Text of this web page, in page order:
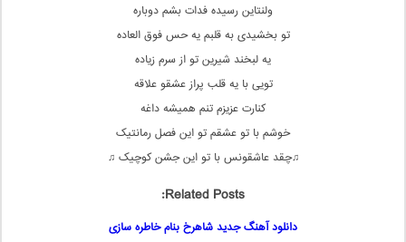
ولنتاین رسیده فدات بشم دوباره
تو بخشیدی به قلبم یه حس فوق العاده
یه لبخند شیرین تو از سرم زیاده
تویی با یه قلب پراز عشقو علاقه
کنارت عزیزم تنم همیشه داغه
خوشم با تو عشقم تو این فصل رمانتیک
♫چقد عاشقونس با تو این جشن کوچیک ♫
Related Posts:
دانلود آهنگ جدید شاهرخ بنام خاطره سازی